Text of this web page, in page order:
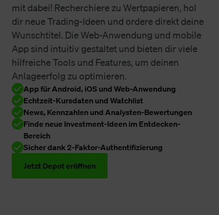
mit dabei! Recherchiere zu Wertpapieren, hol
dir neue Trading-Ideen und ordere direkt deine
Wunschtitel. Die Web-Anwendung und mobile
App sind intuitiv gestaltet und bieten dir viele
hilfreiche Tools und Features, um deinen
Anlageerfolg zu optimieren.
App für Android, iOS und Web-Anwendung
Echtzeit-Kursdaten und Watchlist
News, Kennzahlen und Analysten-Bewertungen
Finde neue Investment-Ideen im Entdecken-
Bereich
Sicher dank 2-Faktor-Authentifizierung
Jetzt Depot eröffnen